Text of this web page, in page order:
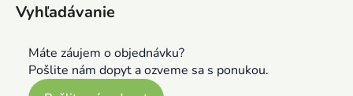
Vyhľadávanie
Máte záujem o objednávku?
Pošlite nám dopyt a ozveme sa s ponukou.